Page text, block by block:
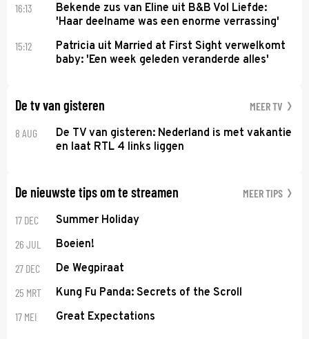
16:13
Bekende zus van Eline uit B&B Vol Liefde:
'Haar deelname was een enorme verrassing'
15:12
Patricia uit Married at First Sight verwelkomt
baby: 'Een week geleden veranderde alles'
De tv van gisteren MEER TV
8 AUG
De TV van gisteren: Nederland is met vakantie
en laat RTL 4 links liggen
De nieuwste tips om te streamen MEER TIPS
17 DEC Summer Holiday
26 JUL Boeien!
27 DEC De Wegpiraat
25 MRT Kung Fu Panda: Secrets of the Scroll
17 MEI Great Expectations